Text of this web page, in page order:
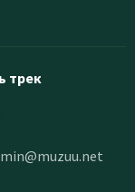
трек